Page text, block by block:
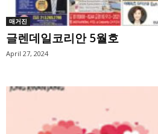
매거진
글렌데일코리안 5월호
April 27, 2024